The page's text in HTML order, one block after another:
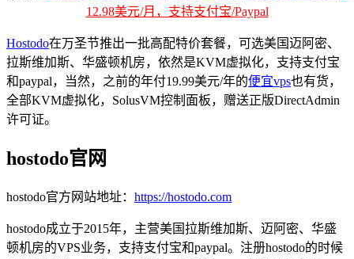
12.98美元/月，支持支付宝/Paypal
Hostodo在万圣节推出一批高配特价套餐，可选美国迈阿密、
拉斯维加斯、华盛顿机房，依然是KVM虚拟化，支持支付宝
和paypal，当然，之前的年付19.99美元/年的便宜vps也有货，
全部KVM虚拟化，SolusVM控制面板，赠送正版DirectAdmin
许可证。
hostodo官网
hostodo官方网站地址： https://hostodo.com
hostodo成立于2015年，主营美国拉斯维加斯、迈阿密、华盛
顿机房的VPS业务，支持支付宝和paypal。注册hostodo的时候